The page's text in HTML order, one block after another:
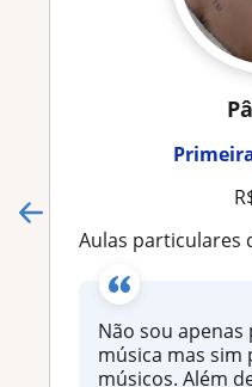
Aulas particulares
Não sou
música mas sim
músicos. Além